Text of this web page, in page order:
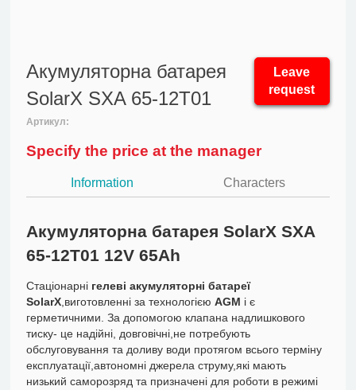
Акумуляторна батарея
SolarX SXA 65-12T01
Leave
request
Артикул:
Specify the price at the manager
Information Characters
Акумуляторна батарея SolarX SXA
65-12T01 12V 65Ah
Стаціонарні гелеві акумуляторні батареї
SolarX ,виготовленні за технологієюAGM і є
герметичними. За допомогою клапана надлишкового
тиску- це надійні, довговічні,не потребують
обслуговування та доливу води протягом всього терміну
експлуатації,автономні джерела струму,які мають
низький саморозряд та призначені для роботи в режимі